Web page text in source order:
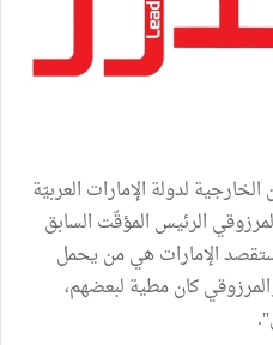
لدولة الإمارات العربيّة
الرئيس المؤقّت السابق
الإمارات هي من يحمل
كان مطية لبعضهم،